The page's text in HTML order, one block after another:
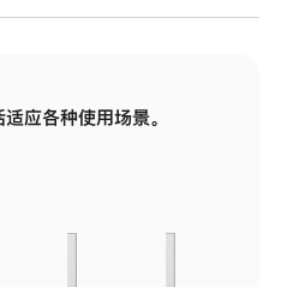
适应各种使用场景。